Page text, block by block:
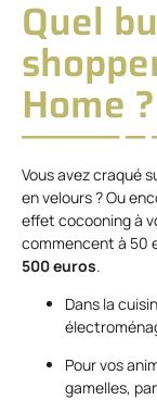
Quel
Home ?
Vous avez craqué
en velours ? Ou
effet cocooning à
commencent à 50
500 euros.
Dans la
Pour vos
gamelles,